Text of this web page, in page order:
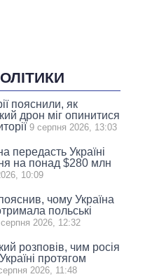
пояснили, як
дрон міг опинитися
9 серпня 2026, 13:03
передасть Україні
на понад $280 млн
10:09
чому Україна
польські
2026, 12:32
розповів, чим росія
протягом
2026, 11:48